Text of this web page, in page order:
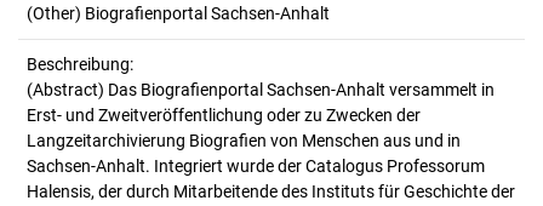
(Other) Biografienportal Sachsen-Anhalt
Beschreibung:
(Abstract) Das Biografienportal Sachsen-Anhalt versammelt in
Erst- und Zweitveröffentlichung oder zu Zwecken der
Langzeitarchivierung Biografien von Menschen aus und in
Sachsen-Anhalt. Integriert wurde der Catalogus Professorum
Halensis, der durch Mitarbeitende des Instituts für Geschichte der